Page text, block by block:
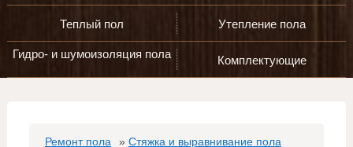
Теплый пол Утепление пола
Гидро- и шумоизоляция пола Комплектующие
Ремонт пола » Стяжка и выравнивание пола